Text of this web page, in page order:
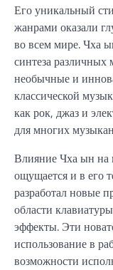
Его уникальный
жанрами оказали
во всем мире. Чха
синтеза
необычные и
классической
как рок, джаз и
для многих
Влияние Чха ын
ощущается и в его
разработал новые
области
эффекты. Эти
использование в
возможности